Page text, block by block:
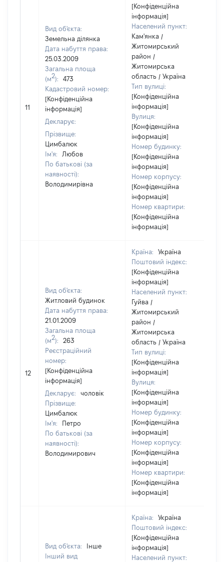
11
Вид об'єкта:
Земельна ділянка
Дата набуття права:
25.03.2009
Загальна площа
(м2):
473
Кадастровий номер:
[Конфіденційна
інформація]
Декларує:
Прізвище:
Цимбалюк
Ім'я:
Любов
По батькові (за
наявності):
Володимирівна
[Конфіденційна
інформація]
Населений пункт:
Кам'янка /
Житомирський
район /
Житомирська
область / Україна
Тип вулиці:
[Конфіденційна
інформація]
Вулиця:
[Конфіденційна
інформація]
Номер будинку:
[Конфіденційна
інформація]
Номер корпусу:
[Конфіденційна
інформація]
Номер квартири:
[Конфіденційна
інформація]
12
Вид об'єкта:
Житловий будинок
Дата набуття права:
21.01.2009
Загальна площа
(м2):
263
Реєстраційний
номер:
[Конфіденційна
інформація]
Декларує:
чоловік
Прізвище:
Цимбалюк
Ім'я:
Петро
По батькові (за
наявності):
Володимирович
Країна:
Україна
Поштовий індекс:
[Конфіденційна
інформація]
Населений пункт:
Гуйва /
Житомирський
район /
Житомирська
область / Україна
Тип вулиці:
[Конфіденційна
інформація]
Вулиця:
[Конфіденційна
інформація]
Номер будинку:
[Конфіденційна
інформація]
Номер корпусу:
[Конфіденційна
інформація]
Номер квартири:
[Конфіденційна
інформація]
Вид об'єкта:
Інше
Інший вид
Країна:
Україна
Поштовий індекс:
[Конфіденційна
інформація]
Населений пункт: